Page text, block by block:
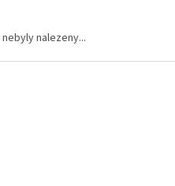
nebyly nalezeny...